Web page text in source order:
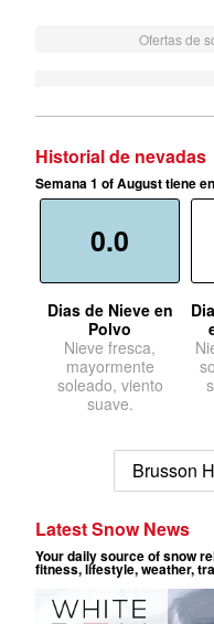
Ofertas de
Historial de nevadas
Semana 1 of August tiene
0.0
Dias de Nieve en
Polvo
Nieve fresca,
mayormente
soleado, viento
suave.
Brusson